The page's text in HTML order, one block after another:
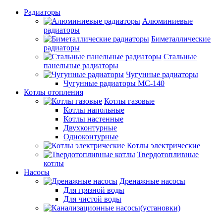
Радиаторы
Алюминиевые
радиаторы
Биметаллические
радиаторы
Стальные
панельные радиаторы
Чугунные радиаторы
Чугунные радиаторы МС-140
Котлы отопления
Котлы газовые
Котлы напольные
Котлы настенные
Двухконтурные
Одноконтурные
Котлы электрические
Твердотопливные
котлы
Насосы
Дренажные насосы
Для грязной воды
Для чистой воды